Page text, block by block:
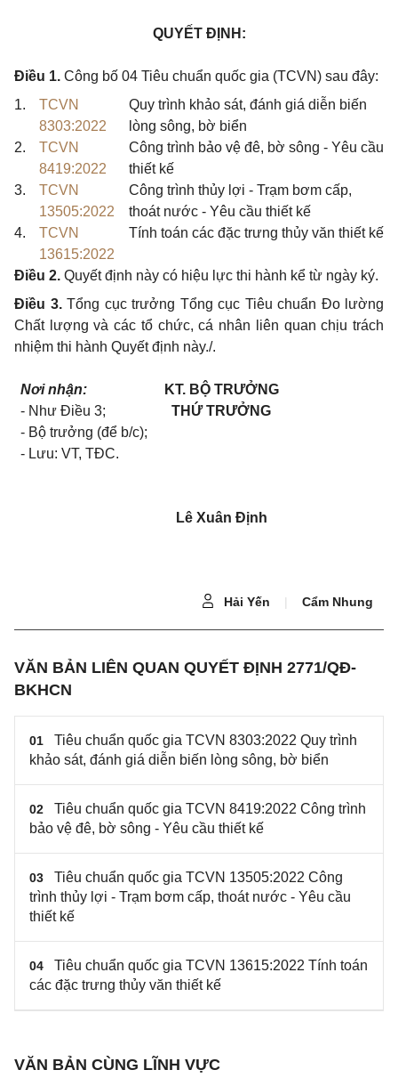
QUYẾT ĐỊNH:
Điều 1. Công bố 04 Tiêu chuẩn quốc gia (TCVN) sau đây:
1.
TCVN
8303:2022
Quy trình khảo sát, đánh giá diễn biến
lòng sông, bờ biển
2.
TCVN
8419:2022
Công trình bảo vệ đê, bờ sông - Yêu cầu
thiết kế
3.
TCVN
13505:2022
Công trình thủy lợi - Trạm bơm cấp,
thoát nước - Yêu cầu thiết kế
4.
TCVN
13615:2022
Tính toán các đặc trưng thủy văn thiết kế
Điều 2. Quyết định này có hiệu lực thi hành kể từ ngày ký.
Điều 3. Tổng cục trưởng Tổng cục Tiêu chuẩn Đo lường
Chất lượng và các tổ chức, cá nhân liên quan chịu trách
nhiệm thi hành Quyết định này./.
Nơi nhận:
- Như Điều 3;
- Bộ trưởng (để b/c);
- Lưu: VT, TĐC.
KT. BỘ TRƯỞNG
THỨ TRƯỞNG
Lê Xuân Định
Hải Yến | Cẩm Nhung
VĂN BẢN LIÊN QUAN QUYẾT ĐỊNH 2771/QĐ-
BKHCN
01
Tiêu chuẩn quốc gia TCVN 8303:2022 Quy trình
khảo sát, đánh giá diễn biến lòng sông, bờ biển
02
Tiêu chuẩn quốc gia TCVN 8419:2022 Công trình
bảo vệ đê, bờ sông - Yêu cầu thiết kế
03
Tiêu chuẩn quốc gia TCVN 13505:2022 Công
trình thủy lợi - Trạm bơm cấp, thoát nước - Yêu cầu
thiết kế
04
Tiêu chuẩn quốc gia TCVN 13615:2022 Tính toán
các đặc trưng thủy văn thiết kế
VĂN BẢN CÙNG LĨNH VỰC